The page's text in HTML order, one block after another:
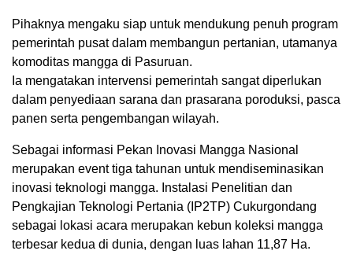
Pihaknya mengaku siap untuk mendukung penuh program
pemerintah pusat dalam membangun pertanian, utamanya
komoditas mangga di Pasuruan.
Ia mengatakan intervensi pemerintah sangat diperlukan
dalam penyediaan sarana dan prasarana poroduksi, pasca
panen serta pengembangan wilayah.
Sebagai informasi Pekan Inovasi Mangga Nasional
merupakan event tiga tahunan untuk mendiseminasikan
inovasi teknologi mangga. Instalasi Penelitian dan
Pengkajian Teknologi Pertania (IP2TP) Cukurgondang
sebagai lokasi acara merupakan kebun koleksi mangga
terbesar kedua di dunia, dengan luas lahan 11,87 Ha.